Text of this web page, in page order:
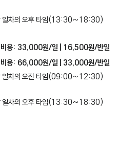
일차의 오후 타임(13:30~18:30)
비용: 33,000원/일 | 16,500원/반일
비용: 66,000원/일 | 33,000원/반일
일차의 오전 타임(09:00~12:30)
일차의 오후 타임(13:30~18:30)